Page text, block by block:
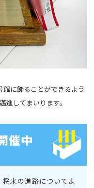
に飾ることができるよう
進してまいります。
来の進路についてよ